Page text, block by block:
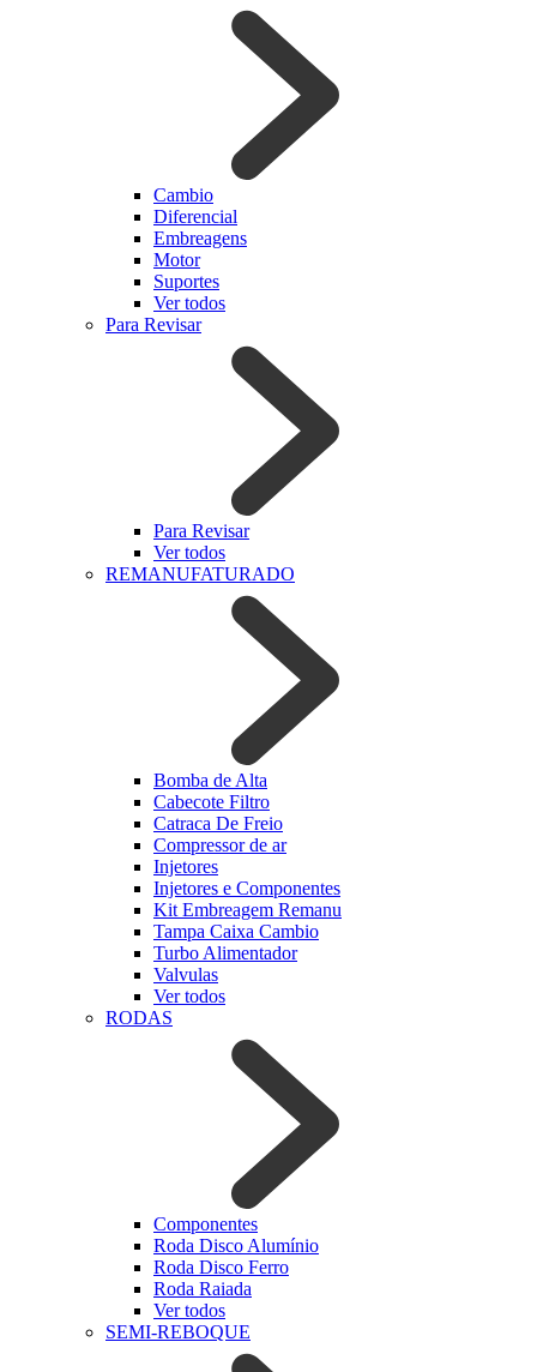
Cambio
Diferencial
Embreagens
Motor
Suportes
Ver todos
Para Revisar
Para Revisar
Ver todos
REMANUFATURADO
Bomba de Alta
Cabecote Filtro
Catraca De Freio
Compressor de ar
Injetores
Injetores e Componentes
Kit Embreagem Remanu
Tampa Caixa Cambio
Turbo Alimentador
Valvulas
Ver todos
RODAS
Componentes
Roda Disco Alumínio
Roda Disco Ferro
Roda Raiada
Ver todos
SEMI-REBOQUE